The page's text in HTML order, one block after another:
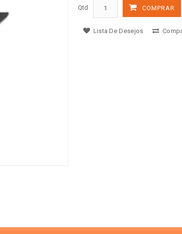
Qtd COMPRAR
Lista De Desejos